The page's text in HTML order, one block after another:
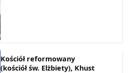
Kościół reformowany
(kościół św. Elżbiety), Khust